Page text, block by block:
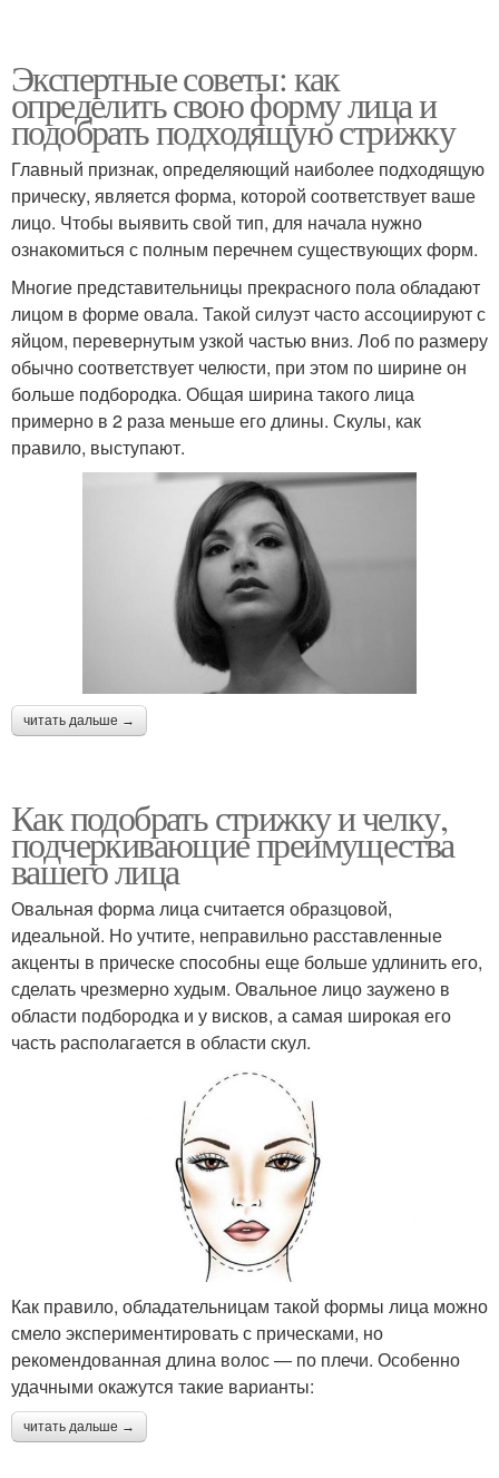
Экспертные советы: как
определить свою форму лица и
подобрать подходящую стрижку
Главный признак, определяющий наиболее подходящую
прическу, является форма, которой соответствует ваше
лицо. Чтобы выявить свой тип, для начала нужно
ознакомиться с полным перечнем существующих форм.
Многие представительницы прекрасного пола обладают
лицом в форме овала. Такой силуэт часто ассоциируют с
яйцом, перевернутым узкой частью вниз. Лоб по размеру
обычно соответствует челюсти, при этом по ширине он
больше подбородка. Общая ширина такого лица
примерно в 2 раза меньше его длины. Скулы, как
правило, выступают.
читать дальше →
Как подобрать стрижку и челку,
подчеркивающие преимущества
вашего лица
Овальная форма лица считается образцовой,
идеальной. Но учтите, неправильно расставленные
акценты в прическе способны еще больше удлинить его,
сделать чрезмерно худым. Овальное лицо заужено в
области подбородка и у висков, а самая широкая его
часть располагается в области скул.
Как правило, обладательницам такой формы лица можно
смело экспериментировать с прическами, но
рекомендованная длина волос — по плечи. Особенно
удачными окажутся такие варианты:
читать дальше →